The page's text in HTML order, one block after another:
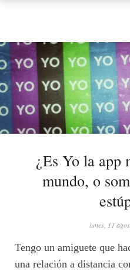
¿Es Yo la app
mundo, o
lunes, 11
Tengo un amiguete que
una relación a distancia